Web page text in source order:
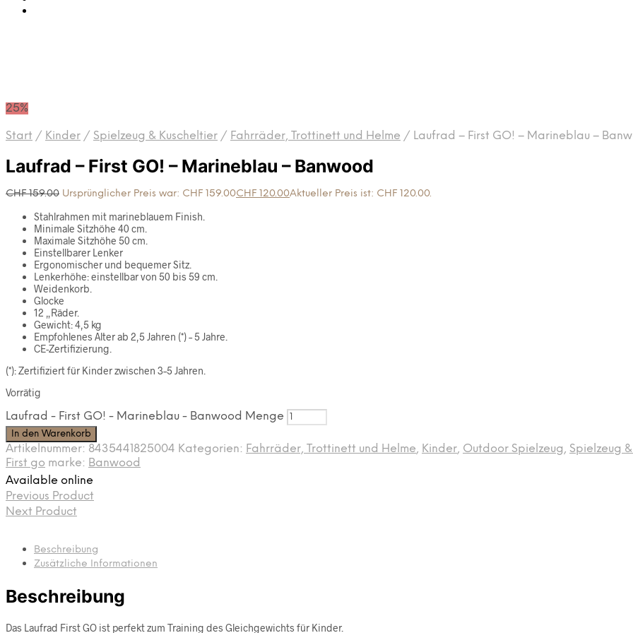
25%
Start / Kinder / Spielzeug & Kuscheltier / Fahrräder, Trottinett und Helme / Laufrad – First GO! – Marineblau –
Laufrad – First GO! – Marineblau – Banwood
CHF159.00 Ursprünglicher Preis war: CHF 159.00CHF 120.00Aktueller Preis ist: CHF 120.00.
Stahlrahmen mit marineblauem Finish.
Minimale Sitzhöhe 40 cm.
Maximale Sitzhöhe 50 cm.
Einstellbarer Lenker
Ergonomischer und bequemer Sitz.
Lenkerhöhe: einstellbar von 50 bis 59 cm.
Weidenkorb.
Glocke
12 „Räder.
Gewicht: 4,5 kg
Empfohlenes Alter ab 2,5 Jahren (*) – 5 Jahre.
CE-Zertifizierung.
(*): Zertifiziert für Kinder zwischen 3–5 Jahren.
Vorrätig
Laufrad - First GO! - Marineblau - Banwood Menge
In den Warenkorb
Artikelnummer: 8435441825004 Kategorien: Fahrräder, Trottinett und Helme, Kinder, Outdoor Spielzeug, Spielzeug
First go marke: Banwood
Available online
Previous Product
Next Product
Beschreibung
Zusätzliche Informationen
Beschreibung
Das Laufrad First GO ist perfekt zum Training des Gleichgewichts für Kinder.